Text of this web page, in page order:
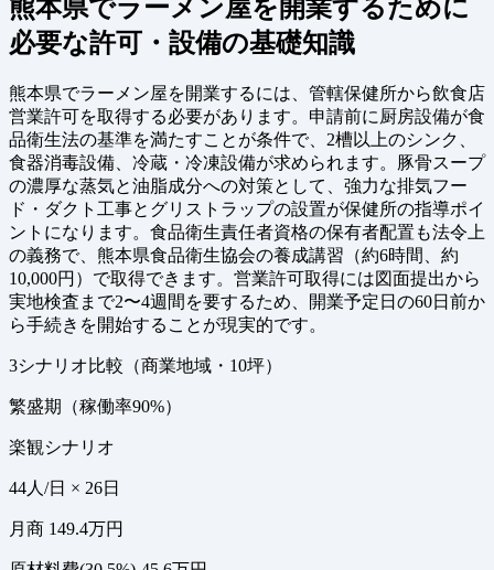
熊本県でラーメン屋を開業するために
必要な許可・設備の基礎知識
熊本県でラーメン屋を開業するには、管轄保健所から飲食店
営業許可を取得する必要があります。申請前に厨房設備が食
品衛生法の基準を満たすことが条件で、2槽以上のシンク、
食器消毒設備、冷蔵・冷凍設備が求められます。豚骨スープ
の濃厚な蒸気と油脂成分への対策として、強力な排気フー
ド・ダクト工事とグリストラップの設置が保健所の指導ポイ
ントになります。食品衛生責任者資格の保有者配置も法令上
の義務で、熊本県食品衛生協会の養成講習（約6時間、約
10,000円）で取得できます。営業許可取得には図面提出から
実地検査まで2〜4週間を要するため、開業予定日の60日前か
ら手続きを開始することが現実的です。
3シナリオ比較（商業地域・10坪）
繁盛期（稼働率90%）
楽観シナリオ
44人/日 × 26日
月商 149.4万円